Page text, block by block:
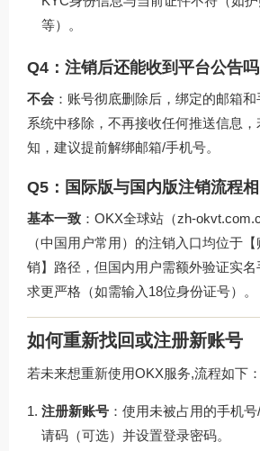
等）。
Q4：注销后还能收到平台公告吗
不会 ：账号彻底删除后，绑定的邮箱
系统中移除，不再接收任何推送信息
知，建议提前解绑邮箱/手机号。
Q5：国际版与国内版注销流程
基本一致 ：OKX全球站（zh-
（中国用户常用）的注销入口均位于
销】路径，但国内用户需额外验证实
求更严格（如需输入18位身份证号）。
如何重新找回或注册新账号
若未来想重新使用OKX服务,流程如下：
注册新账号 ：使用未被占用的手机
请码（可选）并设置登录密码。